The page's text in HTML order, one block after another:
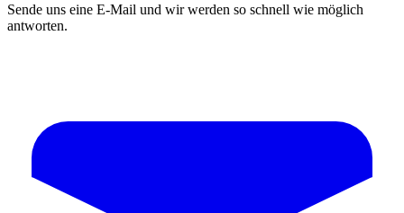
Sende uns eine E-Mail und wir werden so schnell wie möglich
antworten.